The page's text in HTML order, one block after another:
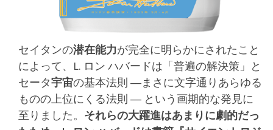
セイタンの潜在能力が完全に明らかにされたこと
によって、L. ロン ハバードは「普遍の解決策」と
セータ宇宙の基本法則 ―まさに文字通りあらゆる
ものの上位にくる法則 ― という画期的な発見に
至りました。 それらの大躍進はあまりに劇的だっ